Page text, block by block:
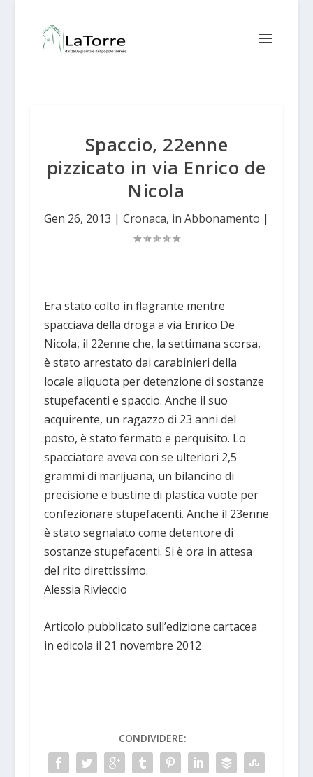
Spaccio, 22enne
pizzicato in via Enrico de
Nicola
Gen 26, 2013 | Cronaca, in Abbonamento |
Era stato colto in flagrante mentre
spacciava della droga a via Enrico De
Nicola, il 22enne che, la settimana scorsa,
è stato arrestato dai carabinieri della
locale aliquota per detenzione di sostanze
stupefacenti e spaccio. Anche il suo
acquirente, un ragazzo di 23 anni del
posto, è stato fermato e perquisito. Lo
spacciatore aveva con se ulteriori 2,5
grammi di marijuana, un bilancino di
precisione e bustine di plastica vuote per
confezionare stupefacenti. Anche il 23enne
è stato segnalato come detentore di
sostanze stupefacenti. Si è ora in attesa
del rito direttissimo.
Alessia Rivieccio
Articolo pubblicato sull’edizione cartacea
in edicola il 21 novembre 2012
CONDIVIDERE: